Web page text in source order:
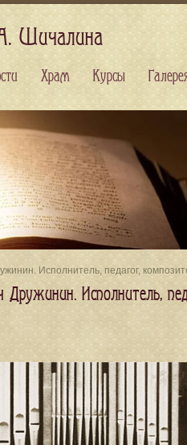
Исполнитель, педагог,
Исполнитель,
Шичалина
Храм Курсы